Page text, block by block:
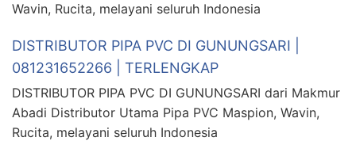
Wavin, Rucita, melayani seluruh Indonesia
DISTRIBUTOR PIPA PVC DI GUNUNGSARI |
081231652266 | TERLENGKAP
DISTRIBUTOR PIPA PVC DI GUNUNGSARI dari Makmur
Abadi Distributor Utama Pipa PVC Maspion, Wavin,
Rucita, melayani seluruh Indonesia